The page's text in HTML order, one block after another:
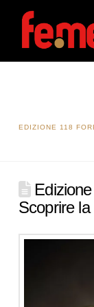
EDIZIONE 118
Edizione
Scoprire